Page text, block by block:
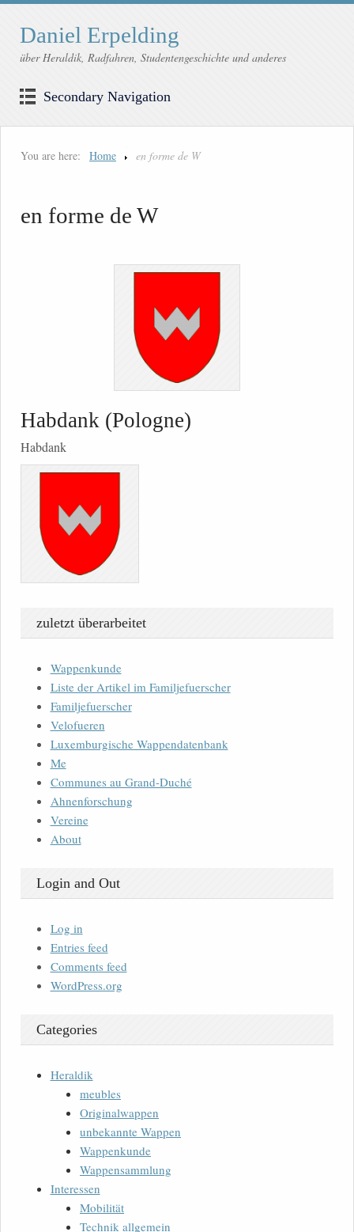
Daniel Erpelding
über Heraldik, Radfahren, Studentengeschichte und anderes
Secondary Navigation
You are here: Home en forme de W
en forme de W
Habdank (Pologne)
Habdank
zuletzt überarbeitet
Wappenkunde
Liste der Artikel im Familjefuerscher
Familjefuerscher
Velofueren
Luxemburgische Wappendatenbank
Me
Communes au Grand-Duché
Ahnenforschung
Vereine
About
Login and Out
Log in
Entries feed
Comments feed
WordPress.org
Categories
Heraldik
meubles
Originalwappen
unbekannte Wappen
Wappenkunde
Wappensammlung
Interessen
Mobilität
Technik allgemein